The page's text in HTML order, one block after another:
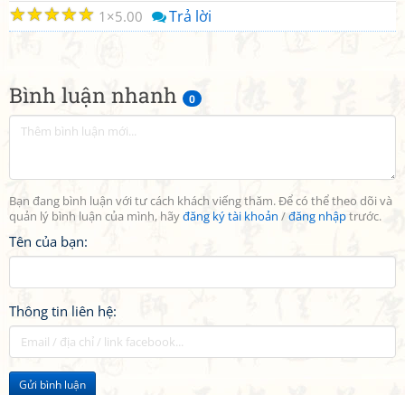
Bình luận nhanh 0
Bạn đang bình luận với tư cách khách viếng thăm. Để có thể theo dõi và
quản lý bình luận của mình, hãyđăng ký tài khoản /đăng nhậptrước.
Tên của bạn:
Thông tin liên hệ:
Gửi bình luận
☆
☆
☆
☆
☆ 1 5.00 Trả lời